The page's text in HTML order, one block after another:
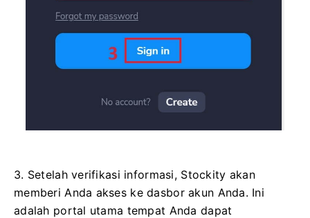
3. Setelah verifikasi informasi, Stockity akan
memberi Anda akses ke dasbor akun Anda. Ini
adalah portal utama tempat Anda dapat